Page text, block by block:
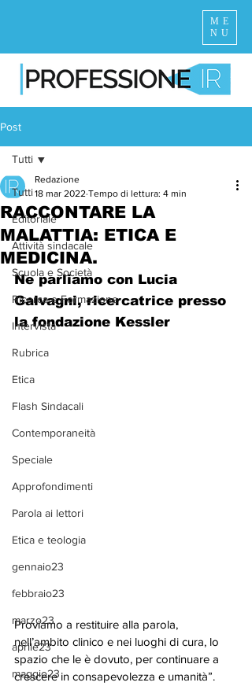
ME
NU
Post
Tutti
Editoriale
Attività sindacale
Scuola e Società
Ricerca e Formazione
Intervista
Rubrica
Etica
Flash Sindacali
Contemporaneità
Speciale
Approfondimenti
Parola ai lettori
Etica e teologia
gennaio23
febbraio23
marzo23
aprile23
maggio23
Tutti
RACCONTARE LA
MALATTIA: ETICA E
MEDICINA.
Redazione
18 mar 2022 Tempo di lettura: 4 min
Ne parliamo con Lucia
Galvagni, ricercatrice presso
la fondazione Kessler
Proviamo a restituire alla parola,
nell’ambito clinico e nei luoghi di cura, lo
spazio che le è dovuto, per continuare a
crescere in consapevolezza e umanità”.